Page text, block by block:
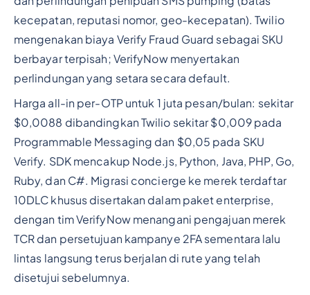
kecepatan, reputasi nomor, geo-kecepatan). Twilio
mengenakan biaya Verify Fraud Guard sebagai SKU
berbayar terpisah; VerifyNow menyertakan
perlindungan yang setara secara default.
Harga all-in per-OTP untuk 1 juta pesan/bulan: sekitar
$0,0088 dibandingkan Twilio sekitar $0,009 pada
Programmable Messaging dan $0,05 pada SKU
Verify. SDK mencakup Node.js, Python, Java, PHP, Go,
Ruby, dan C#. Migrasi concierge ke merek terdaftar
10DLC khusus disertakan dalam paket enterprise,
dengan tim VerifyNow menangani pengajuan merek
TCR dan persetujuan kampanye 2FA sementara lalu
lintas langsung terus berjalan di rute yang telah
disetujui sebelumnya.